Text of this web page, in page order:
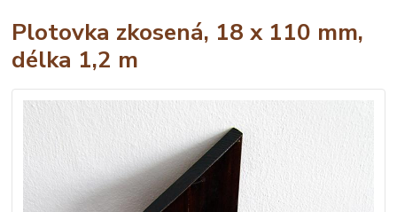
Plotovka zkosená, 18 x 110 mm,
délka 1,2 m